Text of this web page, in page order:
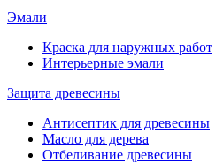
Эмали
Краска для наружных работ
Интерьерные эмали
Защита древесины
Антисептик для древесины
Масло для дерева
Отбеливание древесины